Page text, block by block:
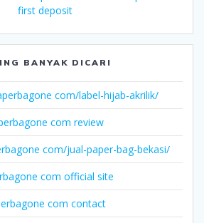
first deposit
BANYAK DICARI
com/label-hijab-akrilik/
com review
com/jual-paper-bag-bekasi/
com official site
com contact